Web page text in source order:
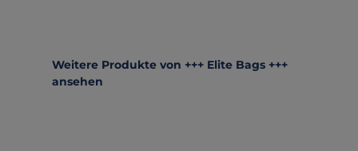
Produktgalerie überspringen
Weitere Produkte von +++ Elite Bags +++
ansehen